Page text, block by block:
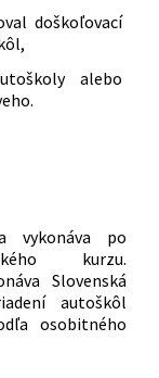
doškoľovací
alebo
vykonáva po
kurzu.
Slovenská
autoškôl
osobitného